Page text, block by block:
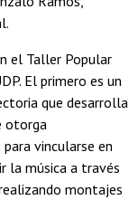
el Taller Popular
El primero es un
que desarrolla
otorga
vincularse en
la música a través
montajes